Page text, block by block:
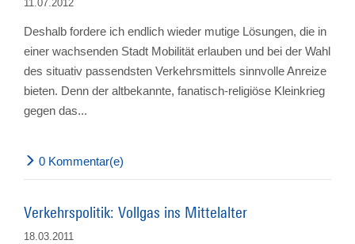
11.07.2012
Deshalb fordere ich endlich wieder mutige Lösungen, die in
einer wachsenden Stadt Mobilität erlauben und bei der Wahl
des situativ passendsten Verkehrsmittels sinnvolle Anreize
bieten. Denn der altbekannte, fanatisch-religiöse Kleinkrieg
gegen das...
0 Kommentar(e)
Verkehrspolitik: Vollgas ins Mittelalter
18.03.2011